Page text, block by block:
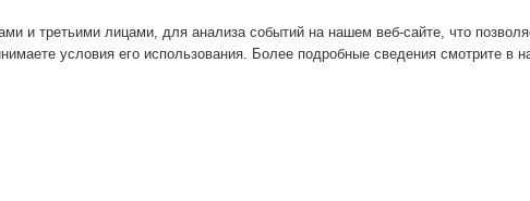
и третьими лицами, для анализа событий на нашем веб-сайте, что
условия его использования. Более подробные сведения смотрите в